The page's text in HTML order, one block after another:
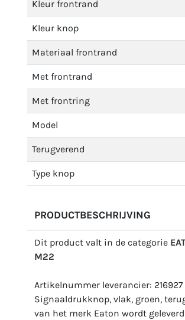
Kleur frontrand
Kleur knop
Materiaal frontrand
Met frontrand
Met frontring
Model
Terugverend
Type knop
PRODUCTBESCHRIJVING
Dit product valt in de categorie
M22
Artikelnummer leverancier: 216927
Signaaldrukknop, vlak, groen,
van het merk Eaton wordt geleverd